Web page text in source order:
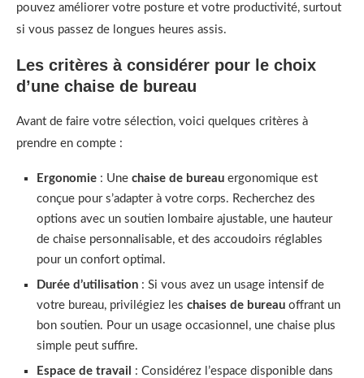
pouvez améliorer votre posture et votre productivité, surtout
si vous passez de longues heures assis.
Les critères à considérer pour le choix
d’une chaise de bureau
Avant de faire votre sélection, voici quelques critères à
prendre en compte :
Ergonomie : Une chaise de bureau ergonomique est
conçue pour s’adapter à votre corps. Recherchez des
options avec un soutien lombaire ajustable, une hauteur
de chaise personnalisable, et des accoudoirs réglables
pour un confort optimal.
Durée d’utilisation : Si vous avez un usage intensif de
votre bureau, privilégiez les chaises de bureau offrant un
bon soutien. Pour un usage occasionnel, une chaise plus
simple peut suffire.
Espace de travail
: Considérez l’espace disponible dans